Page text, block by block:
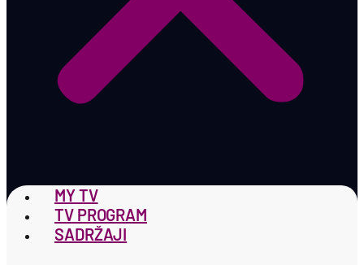
MY TV
TV PROGRAM
SADRŽAJI